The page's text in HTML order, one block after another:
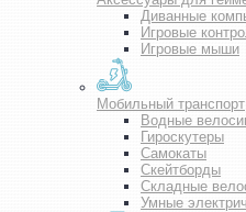
Диванные
Игровые
Игровые мыши
Мобильный транспорт
Водные
Гироскутеры
Самокаты
Скейтборды
Складные
Умные